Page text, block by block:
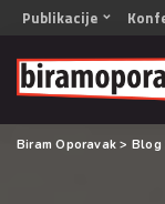
Publikacije
OPORAVAK- Naš
OPORAVAK- Naš
RECOVERY- Our
OPORAVAK- Naš
Biram Oporavak > Blog